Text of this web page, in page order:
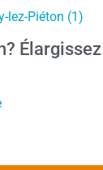
lez-Piéton (1)